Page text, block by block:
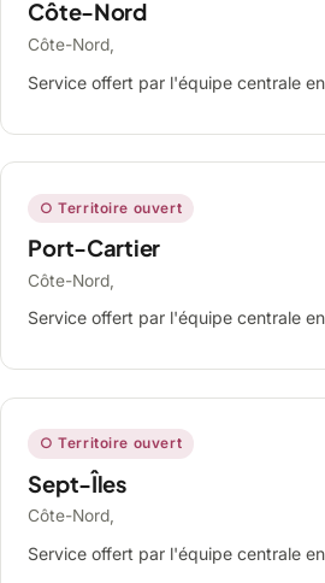
Côte-Nord
Côte-Nord,
Service offert par l'équipe centrale
○ Territoire ouvert
Port-Cartier
Côte-Nord,
Service offert par l'équipe centrale
○ Territoire ouvert
Sept-Îles
Côte-Nord,
Service offert par l'équipe centrale